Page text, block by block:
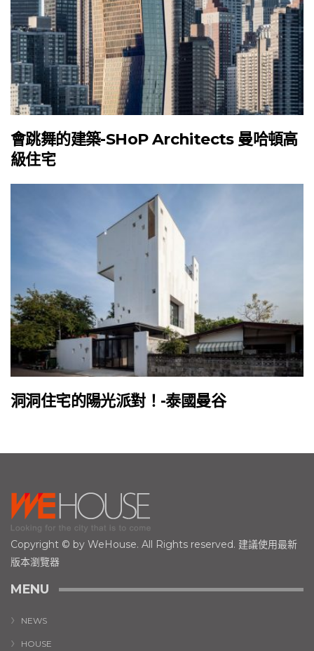
會跳舞的建築-SHoP Architects 曼哈頓高
級住宅
洞洞住宅的陽光派對！-泰國曼谷
Copyright © by WeHouse. All Rights reserved. 建議使用最新
版本瀏覽器
MENU
NEWS
HOUSE